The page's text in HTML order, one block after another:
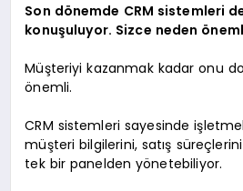
Son dönemde CRM sistemleri
konuşuluyor. Sizce neden
Müşteriyi kazanmak kadar onu
önemli.
CRM sistemleri sayesinde
müşteri bilgilerini, satış
tek bir panelden yönetebiliyor.